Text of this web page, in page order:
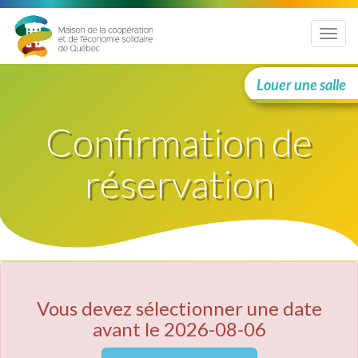
Menu
Louer une salle
Confirmation de
réservation
Vous devez sélectionner une date
avant le 2026-08-06